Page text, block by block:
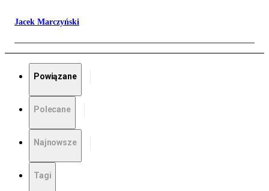
Jacek Marczyński
Powiązane
Polecane
Najnowsze
Tagi